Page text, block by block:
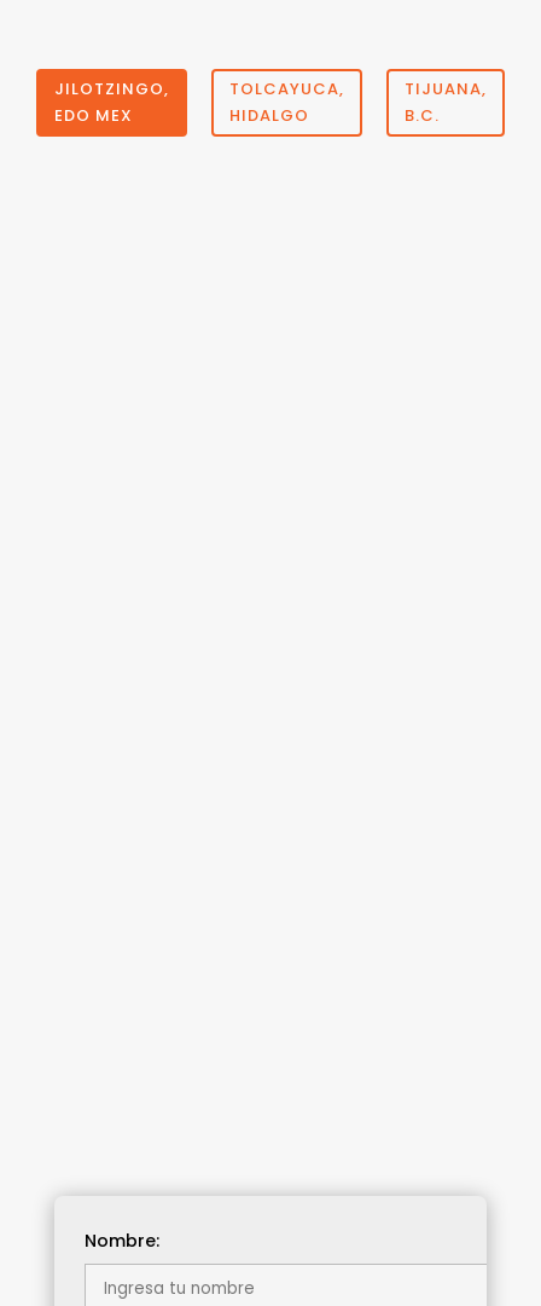
JILOTZINGO,
EDO MEX
TOLCAYUCA,
HIDALGO
TIJUANA,
B.C.
Nombre: